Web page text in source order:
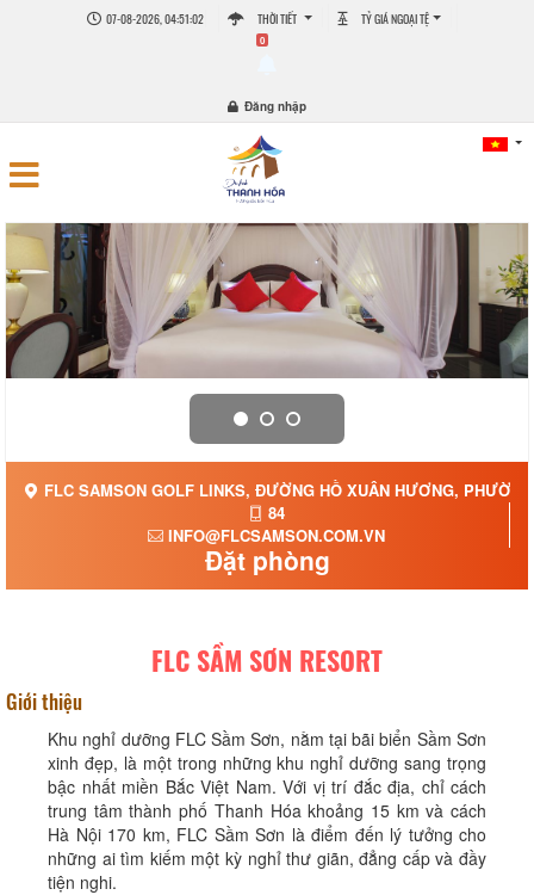
07-08-2026, 04:51:02 THỜI TIẾT TỶ GIÁ NGOẠI TỆ
0
Đăng nhập
FLC SAMSON GOLF LINKS, ĐƯỜNG HỒ XUÂN HƯƠNG,
84
INFO@FLCSAMSON.COM.VN
Đặt phòng
FLC SẦM SƠN RESORT
Giới thiệu
Khu nghỉ dưỡng FLC Sầm Sơn, nằm tại bãi biển Sầm Sơn
xinh đẹp, là một trong những khu nghỉ dưỡng sang trọng
bậc nhất miền Bắc Việt Nam. Với vị trí đắc địa, chỉ cách
trung tâm thành phố Thanh Hóa khoảng 15 km và cách
Hà Nội 170 km, FLC Sầm Sơn là điểm đến lý tưởng cho
những ai tìm kiếm một kỳ nghỉ thư giãn, đẳng cấp và đầy
tiện nghi.